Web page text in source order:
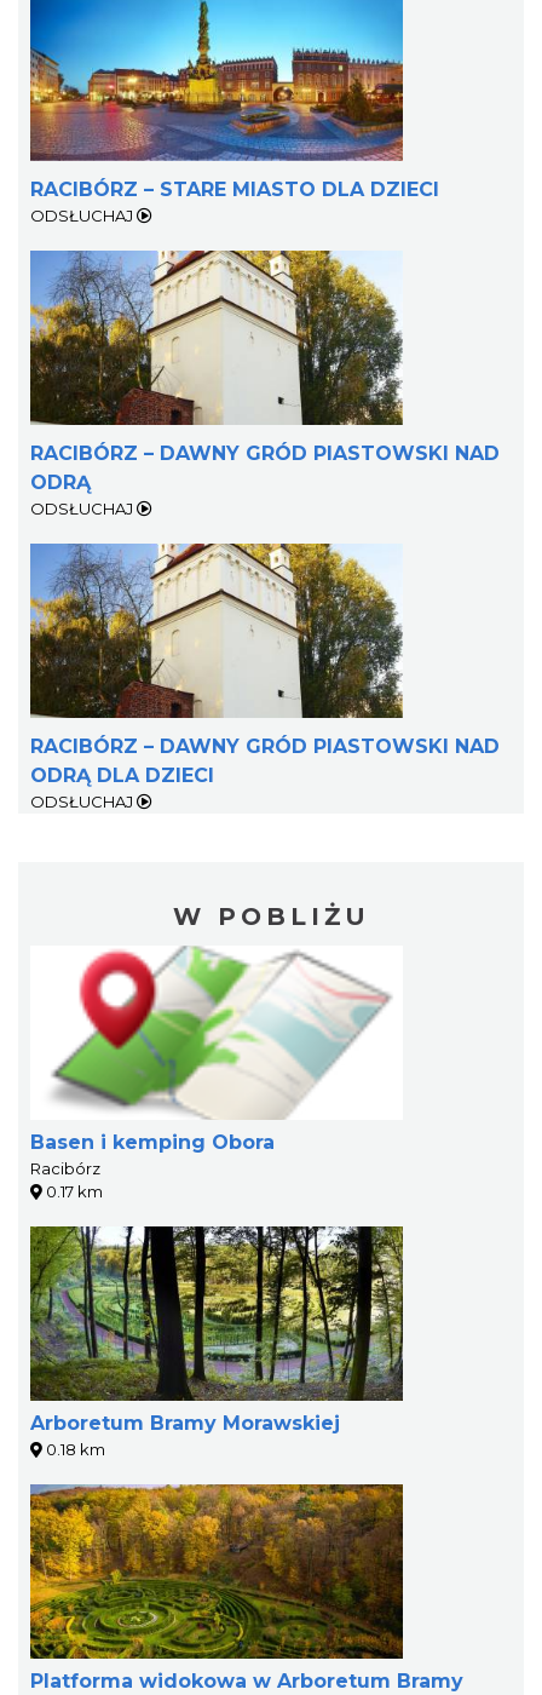
RACIBÓRZ – STARE MIASTO DLA DZIECI
ODSŁUCHAJ
RACIBÓRZ – DAWNY GRÓD PIASTOWSKI NAD
ODRĄ
ODSŁUCHAJ
RACIBÓRZ – DAWNY GRÓD PIASTOWSKI NAD
ODRĄ DLA DZIECI
ODSŁUCHAJ
W POBLIŻU
Basen i kemping Obora
Racibórz
0.17 km
Arboretum Bramy Morawskiej
0.18 km
Platforma widokowa w Arboretum Bramy